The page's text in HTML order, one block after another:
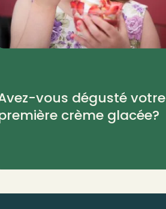
vous dégusté votre
crème glacée?